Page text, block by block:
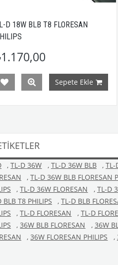
D 18W BLB T8 FLORESAN
Sepete Ekle
, TL-D 36W , TL-D 36W BLB , TL-
, TL-D 36W BLB FLORESAN
, TL-D 36W FLORESAN , TL-D
BLB T8 PHILIPS
, TL-D BLB
, TL-D FLORESAN , TL-D
, 36W BLB FLORESAN , 36W
, 36W FLORESAN PHILIPS ,